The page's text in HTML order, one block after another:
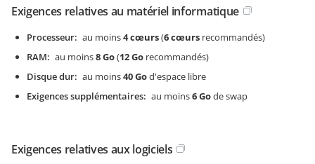
Exigences relatives au matériel informatique
Processeur au moins4 cœurs(6 cœurs recommandés)
RAM
au moins8 Go(12 Go recommandés)
Disque dur
au moins40 God'espace libre
Exigences supplémentaires
au moins6 Gode swap
Exigences relatives aux logiciels